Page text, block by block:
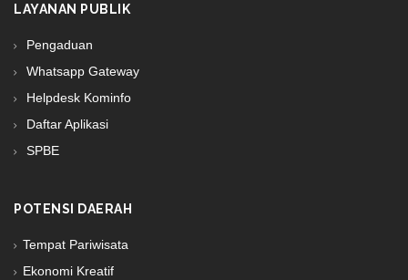
LAYANAN PUBLIK
Pengaduan
Whatsapp Gateway
Helpdesk Kominfo
Daftar Aplikasi
SPBE
POTENSI DAERAH
Tempat Pariwisata
Ekonomi Kreatif